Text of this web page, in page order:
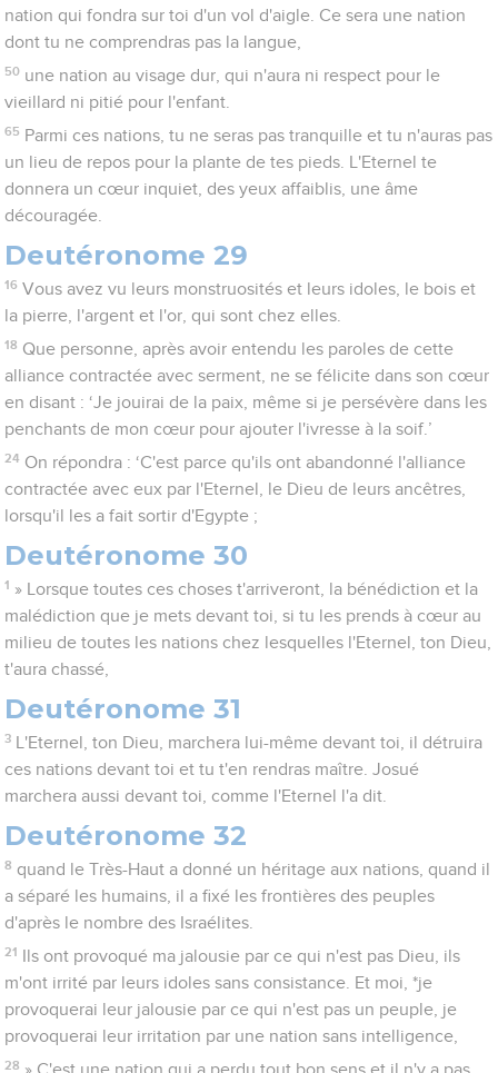
nation qui fondra sur toi d'un vol d'aigle. Ce sera une nation
dont tu ne comprendras pas la langue,
50 une nation au visage dur, qui n'aura ni respect pour le
vieillard ni pitié pour l'enfant.
65 Parmi ces nations, tu ne seras pas tranquille et tu n'auras pas
un lieu de repos pour la plante de tes pieds. L'Eternel te
donnera un cœur inquiet, des yeux affaiblis, une âme
découragée.
Deutéronome 29
16 Vous avez vu leurs monstruosités et leurs idoles, le bois et
la pierre, l'argent et l'or, qui sont chez elles.
18 Que personne, après avoir entendu les paroles de cette
alliance contractée avec serment, ne se félicite dans son cœur
en disant : ‘Je jouirai de la paix, même si je persévère dans les
penchants de mon cœur pour ajouter l'ivresse à la soif.’
24 On répondra : ‘C'est parce qu'ils ont abandonné l'alliance
contractée avec eux par l'Eternel, le Dieu de leurs ancêtres,
lorsqu'il les a fait sortir d'Egypte ;
Deutéronome 30
1 » Lorsque toutes ces choses t'arriveront, la bénédiction et la
malédiction que je mets devant toi, si tu les prends à cœur au
milieu de toutes les nations chez lesquelles l'Eternel, ton Dieu,
t'aura chassé,
Deutéronome 31
3
L'Eternel, ton Dieu, marchera lui-même devant toi, il détruira
ces nations devant toi et tu t'en rendras maître. Josué
marchera aussi devant toi, comme l'Eternel l'a dit.
Deutéronome 32
8 quand le Très-Haut a donné un héritage aux nations, quand il
a séparé les humains, il a fixé les frontières des peuples
d'après le nombre des Israélites.
21
Ils ont provoqué ma jalousie par ce qui n'est pas Dieu, ils
m'ont irrité par leurs idoles sans consistance. Et moi, *je
provoquerai leur jalousie par ce qui n'est pas un peuple, je
provoquerai leur irritation par une nation sans intelligence,
28